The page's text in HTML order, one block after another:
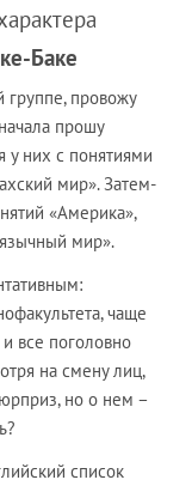
Баке
группе, провожу
прошу
у них с понятиями
мир». Затем-
«Америка»,
мир».
чаще
все поголовно
на смену лиц,
но о нем –
список